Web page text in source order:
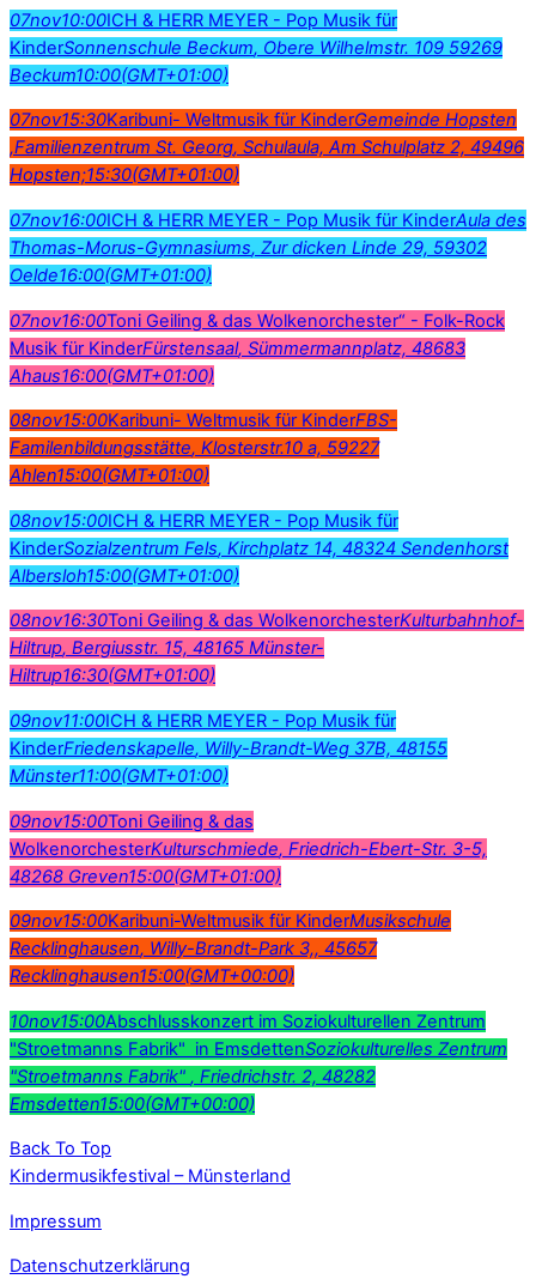
07nov10:00ICH & HERR MEYER - Pop Musik für
KinderSonnenschule Beckum, Obere Wilhelmstr. 109 59269
Beckum10:00(GMT+01:00)
07nov15:30Karibuni- Weltmusik für KinderGemeinde Hopsten
,Familienzentrum St. Georg, Schulaula, Am Schulplatz 2, 49496
Hopsten;15:30(GMT+01:00)
07nov16:00ICH & HERR MEYER - Pop Musik für KinderAula des
Thomas-Morus-Gymnasiums, Zur dicken Linde 29, 59302
Oelde16:00(GMT+01:00)
07nov16:00Toni Geiling & das Wolkenorchester“ - Folk-Rock
Musik für KinderFürstensaal, Sümmermannplatz, 48683
Ahaus16:00(GMT+01:00)
08nov15:00Karibuni- Weltmusik für KinderFBS-
Familenbildungsstätte, Klosterstr.10 a, 59227
Ahlen15:00(GMT+01:00)
08nov15:00ICH & HERR MEYER - Pop Musik für
KinderSozialzentrum Fels, Kirchplatz 14, 48324 Sendenhorst
Albersloh15:00(GMT+01:00)
08nov16:30Toni Geiling & das WolkenorchesterKulturbahnhof-
Hiltrup, Bergiusstr. 15, 48165 Münster-
Hiltrup16:30(GMT+01:00)
09nov11:00ICH & HERR MEYER - Pop Musik für
KinderFriedenskapelle, Willy-Brandt-Weg 37B, 48155
Münster11:00(GMT+01:00)
09nov15:00Toni Geiling & das
WolkenorchesterKulturschmiede, Friedrich-Ebert-Str. 3-5,
48268 Greven15:00(GMT+01:00)
09nov15:00Karibuni-Weltmusik für KinderMusikschule
Recklinghausen, Willy-Brandt-Park 3,, 45657
Recklinghausen15:00(GMT+00:00)
10nov15:00Abschlusskonzert im Soziokulturellen Zentrum
"Stroetmanns Fabrik" in EmsdettenSoziokulturelles Zentrum
"Stroetmanns Fabrik" , Friedrichstr. 2, 48282
Emsdetten15:00(GMT+00:00)
Back To Top
Kindermusikfestival – Münsterland
Impressum
Datenschutzerklärung